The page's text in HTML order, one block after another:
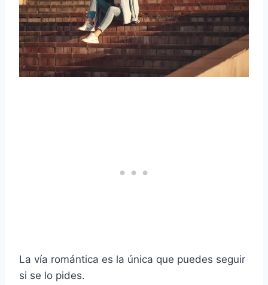
La vía romántica es la única que puedes seguir
si se lo pides.